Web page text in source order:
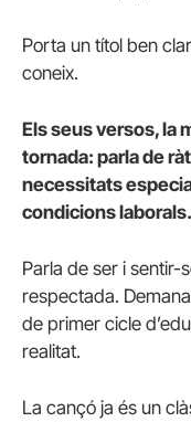
Porta un títol ben
coneix.
Els seus versos, la
tornada: parla de
necessitats
condicions
Parla de ser i sentir-
respectada.
de primer cicle
realitat.
La cançó ja és un